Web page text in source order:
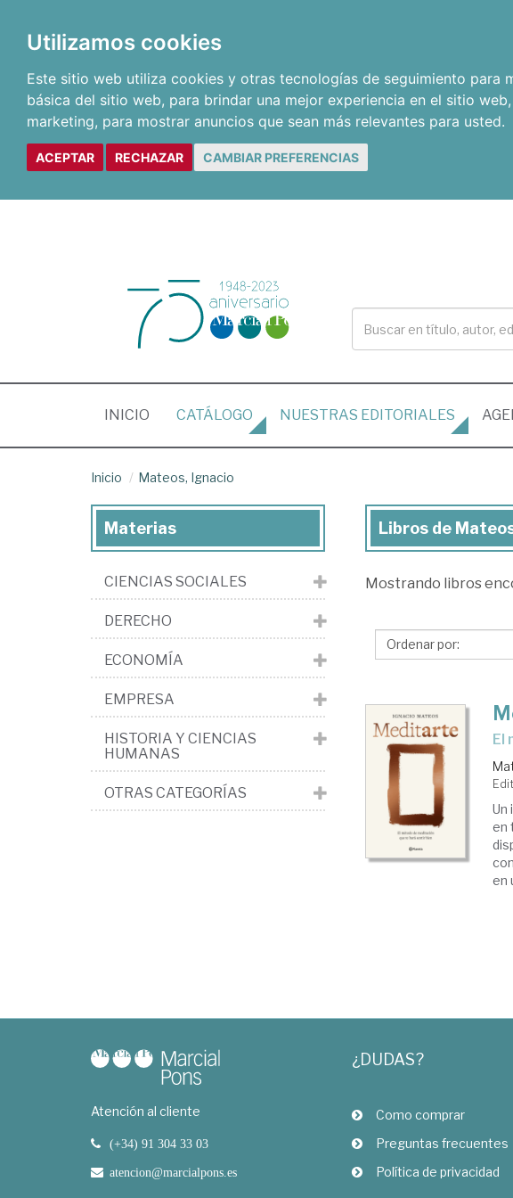
Utilizamos cookies
Este sitio web utiliza cookies y otras tecnologías de seguimiento para
básica del sitio web, para brindar una mejor experiencia en el sitio web,
marketing, para mostrar anuncios que sean más relevantes para usted.
ACEPTAR RECHAZAR CAMBIAR PREFERENCIAS
INICIO (CURRENT)
CATÁLOGO NUESTRAS EDITORIALES
Inicio Mateos, Ignacio
Libros
Mateos,
Libros de
Mostrando libros
Un
en
en
Materias
CIENCIAS SOCIALES
DERECHO
ECONOMÍA
EMPRESA
HISTORIA Y CIENCIAS
HUMANAS
OTRAS CATEGORÍAS
Atención al cliente
(+34) 91 304 33 03
atencion@marcialpons.es
¿DUDAS?
Como comprar
Preguntas frecuentes
Política de privacidad